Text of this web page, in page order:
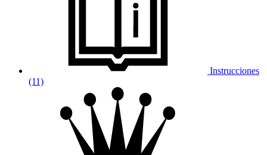
Instrucciones
(11)